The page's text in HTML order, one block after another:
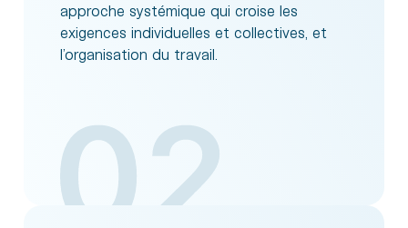
approche systémique qui croise les
exigences individuelles et collectives, et
l’organisation du travail.